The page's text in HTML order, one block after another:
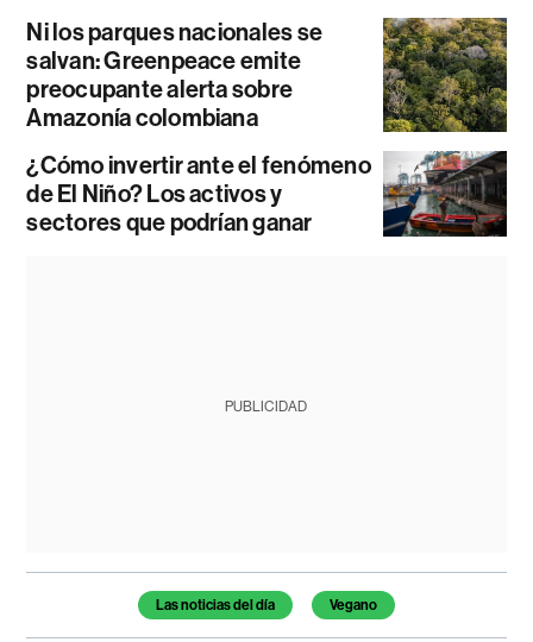
Ni los parques nacionales se
salvan: Greenpeace emite
preocupante alerta sobre
Amazonía colombiana
¿Cómo invertir ante el fenómeno
de El Niño? Los activos y
sectores que podrían ganar
PUBLICIDAD
Temas de este artículo
Las noticias del día Vegano